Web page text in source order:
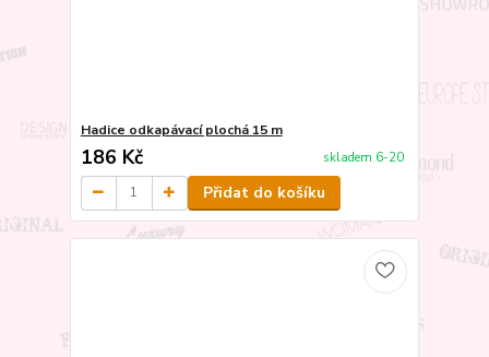
Hadice odkapávací plochá 15 m
186 Kč skladem 6-20
Přidat do košíku